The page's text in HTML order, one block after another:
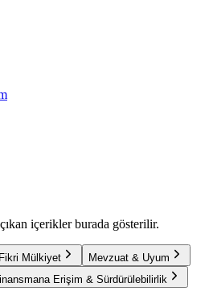
içerikler burada gösterilir.
Mülkiyet
Mevzuat & Uyum
Erişim & Sürdürülebilirlik